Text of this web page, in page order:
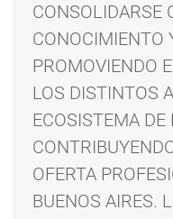
CONSOLIDARSE
CONOCIMIENTO
PROMOVIENDO
LOS DISTINTOS
ECOSISTEMA
OFERTA
BUENOS AIRES.